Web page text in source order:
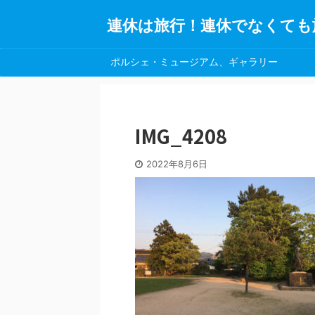
連休は旅行！連休でなくて
ポルシェ・ミュージアム、ギャラリー
IMG_4208
2022年8月6日